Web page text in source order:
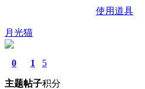
使用道具
月光猫
0
主题
1
帖子
5
积分